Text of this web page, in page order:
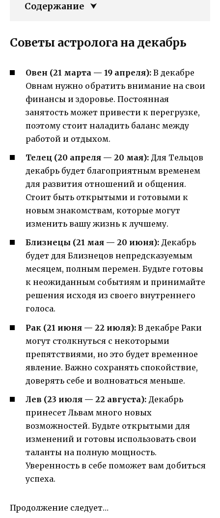
Содержание
Советы астролога на декабрь
Овен (21 марта — 19 апреля): В декабре
Овнам нужно обратить внимание на свои
финансы и здоровье. Постоянная
занятость может привести к перегрузке,
поэтому стоит наладить баланс между
работой и отдыхом.
Телец (20 апреля — 20 мая): Для Тельцов
декабрь будет благоприятным временем
для развития отношений и общения.
Стоит быть открытыми и готовыми к
новым знакомствам, которые могут
изменить вашу жизнь к лучшему.
Близнецы (21 мая — 20 июня): Декабрь
будет для Близнецов непредсказуемым
месяцем, полным перемен. Будьте готовы
к неожиданным событиям и принимайте
решения исходя из своего внутреннего
голоса.
Рак (21 июня — 22 июля): В декабре Раки
могут столкнуться с некоторыми
препятствиями, но это будет временное
явление. Важно сохранять спокойствие,
доверять себе и волноваться меньше.
Лев (23 июля — 22 августа): Декабрь
принесет Львам много новых
возможностей. Будьте открытыми для
изменений и готовы использовать свои
таланты на полную мощность.
Уверенность в себе поможет вам добиться
успеха.
Продолжение следует…